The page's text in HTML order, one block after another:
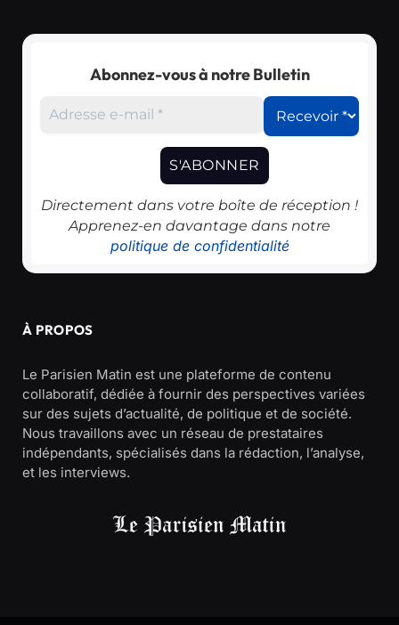
Abonnez-vous à notre Bulletin
Directement dans votre boîte de réception !
Apprenez-en davantage dans notre
politique de confidentialité
À PROPOS
Le Parisien Matin est une plateforme de contenu
collaboratif, dédiée à fournir des perspectives variées
sur des sujets d’actualité, de politique et de société.
Nous travaillons avec un réseau de prestataires
indépendants, spécialisés dans la rédaction, l’analyse,
et les interviews.